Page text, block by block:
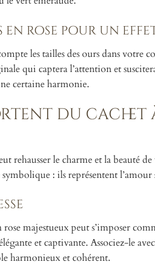
rose pour un
les tailles des ours dans votre
qui captera l’attention et
certaine harmonie.
du
rehausser le charme et la beauté
: ils représentent l’amour
majestueux peut s’imposer
et captivante. Associez-le
harmonieux et cohérent.